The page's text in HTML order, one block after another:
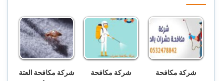
شركة مكافحة
شركة مكافحة
شركة مكافحة العتة